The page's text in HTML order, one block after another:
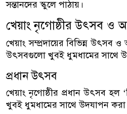
সন্তানদের স্কুলে পাঠায়।
খেয়াং নৃগোষ্ঠীর উৎসব ও
খেয়াং সম্প্রদায়ের বিভিন্ন উৎসব ও
উৎসবগুলো খুবই ধুমধামের সাথে
প্রধান উৎসব
খেয়াং নৃগোষ্ঠীর প্রধান উৎসব
খুবই ধুমধামের সাথে উদযাপন করা